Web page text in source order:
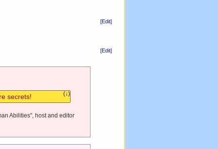
[Edit]
[Edit]
(↓)
secrets!
Abilities", host and editor